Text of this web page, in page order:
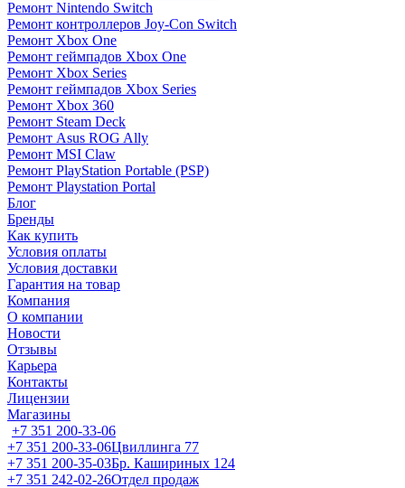
Ремонт Nintendo Switch
Ремонт контроллеров Joy-Con Switch
Ремонт Xbox One
Ремонт геймпадов Xbox One
Ремонт Xbox Series
Ремонт геймпадов Xbox Series
Ремонт Xbox 360
Ремонт Steam Deck
Ремонт Asus ROG Ally
Ремонт MSI Claw
Ремонт PlayStation Portable (PSP)
Ремонт Playstation Portal
Блог
Бренды
Как купить
Условия оплаты
Условия доставки
Гарантия на товар
Компания
О компании
Новости
Отзывы
Карьера
Контакты
Лицензии
Магазины
+7 351 200-33-06
+7 351 200-33-06Цвиллинга 77
+7 351 200-35-03Бр. Кашириных 124
+7 351 242-02-26Отдел продаж